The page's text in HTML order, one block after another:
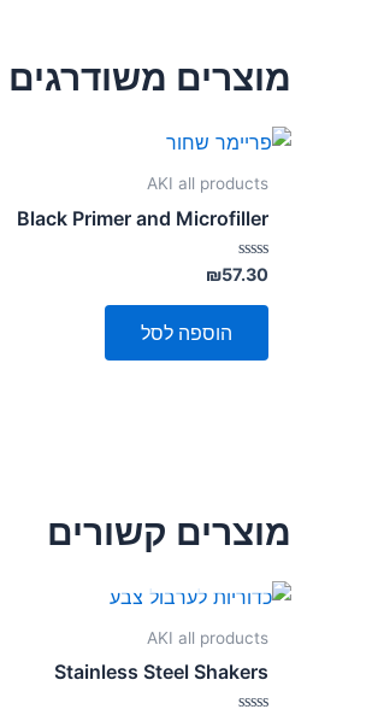
מוצרים משודרגים
AKI all products
Black Primer and Microfiller
דורג
0
מתוך
₪57.30
הוספה לסל
מוצרים קשורים
AKI all products
Stainless Steel Shakers